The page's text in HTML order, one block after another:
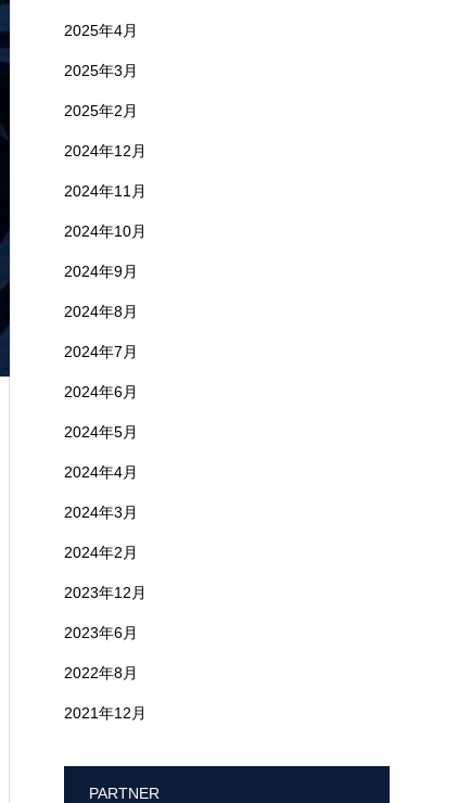
2025年4月
2025年3月
2025年2月
2024年12月
2024年11月
2024年10月
2024年9月
2024年8月
2024年7月
2024年6月
2024年5月
2024年4月
2024年3月
2024年2月
2023年12月
2023年6月
2022年8月
2021年12月
PARTNER